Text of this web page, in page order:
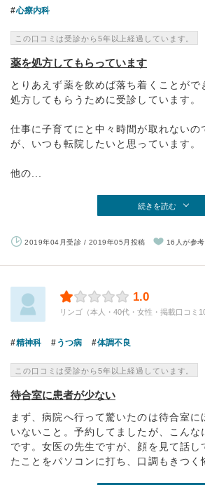
心療内科
この口コミは受診から5年以上経過しています。
薬を処方してもらっています
とりあえず薬を飲めば落ち着くことがで
処方してもらうために受診しています。
仕事に子育てにと中々時間が取れないの
が、いつも転院したいと思っています。
他の...
続きを読む
2019年04月受診 / 2019年05月投稿 16人が参
1.0
リンゴ（本人・40代・女性・掲載口コミ10
精神科 うつ病 体調不良
この口コミは受診から5年以上経過しています。
待合室に患者が少ない
まず、病院へ行って驚いたのは待合室に
いないこと。予約してましたが、こんな
です。女医の先生ですが、顔を見て話し
たことをパソコンに打ち、口調もきつく